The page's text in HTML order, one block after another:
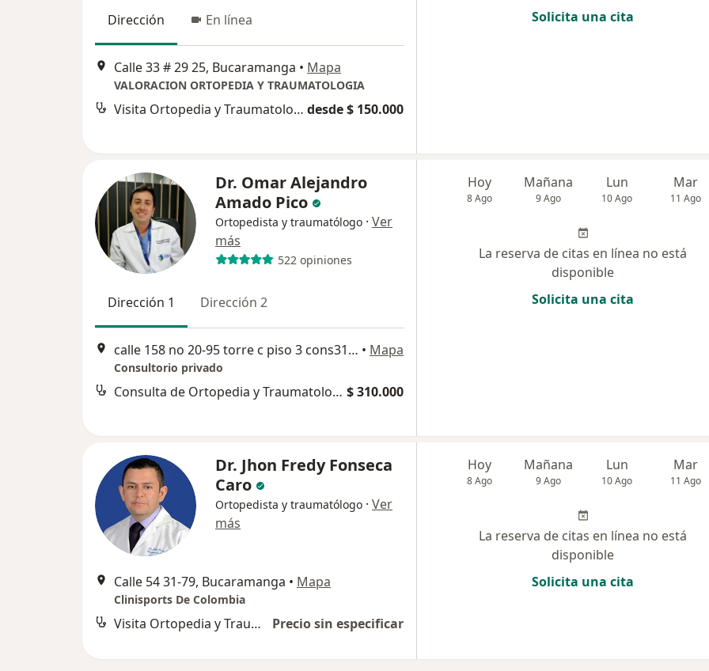
Dirección En línea
Calle 33 # 29 25, Bucaramanga • Mapa
VALORACION ORTOPEDIA Y TRAUMATOLOGIA
Visita Ortopedia y Traumatología desde $ 150.000
Solicita una cita
Dr. Omar Alejandro
Amado Pico
Ortopedista y traumatólogo · Ver
más
522 opiniones
Dirección 1 Dirección 2
calle 158 no 20-95 torre c piso 3 cons312 Clinica Fosunab, Floridablanca • Mapa
Consultorio privado
Consulta de Ortopedia y Traumatología $ 310.000
Hoy
8 Ago
Mañana
9 Ago
Lun
10 Ago
Mar
11 Ago
La reserva de citas en línea no está
disponible
Solicita una cita
Dr. Jhon Fredy Fonseca
Caro
Ortopedista y traumatólogo · Ver
más
Calle 54 31-79, Bucaramanga • Mapa
Clinisports De Colombia
Visita Ortopedia y Traumatología Precio sin especificar
Hoy
8 Ago
Mañana
9 Ago
Lun
10 Ago
Mar
11 Ago
La reserva de citas en línea no está
disponible
Solicita una cita